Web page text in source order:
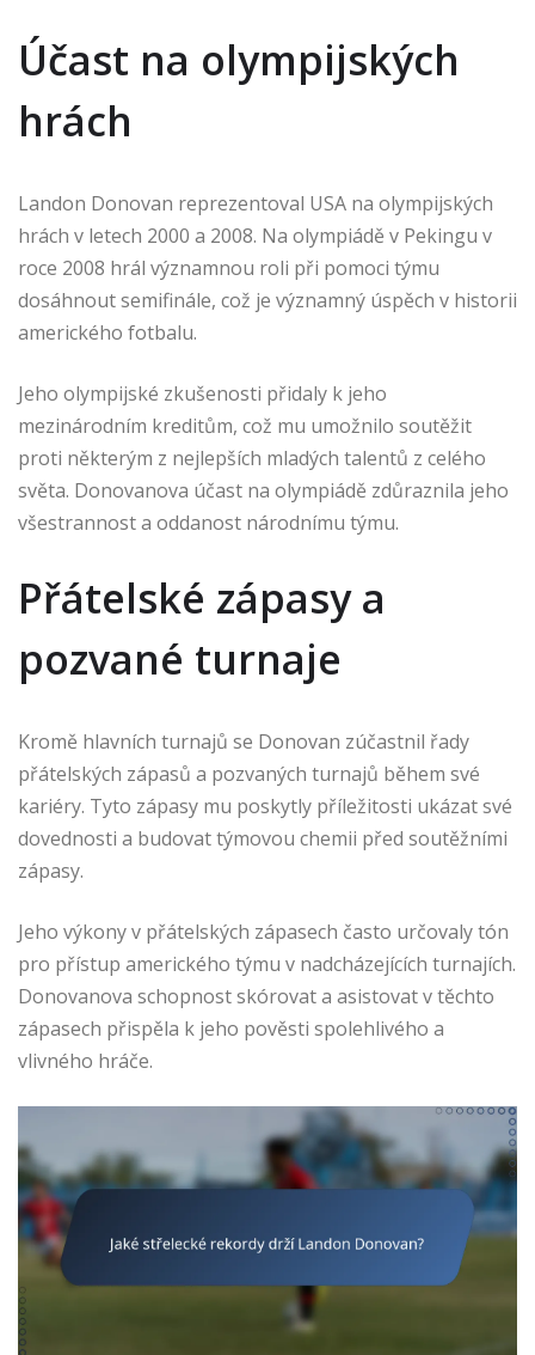
Účast na olympijských
hrách
Landon Donovan reprezentoval USA na olympijských
hrách v letech 2000 a 2008. Na olympiádě v Pekingu v
roce 2008 hrál významnou roli při pomoci týmu
dosáhnout semifinále, což je významný úspěch v historii
amerického fotbalu.
Jeho olympijské zkušenosti přidaly k jeho
mezinárodním kreditům, což mu umožnilo soutěžit
proti některým z nejlepších mladých talentů z celého
světa. Donovanova účast na olympiádě zdůraznila jeho
všestrannost a oddanost národnímu týmu.
Přátelské zápasy a
pozvané turnaje
Kromě hlavních turnajů se Donovan zúčastnil řady
přátelských zápasů a pozvaných turnajů během své
kariéry. Tyto zápasy mu poskytly příležitosti ukázat své
dovednosti a budovat týmovou chemii před soutěžními
zápasy.
Jeho výkony v přátelských zápasech často určovaly tón
pro přístup amerického týmu v nadcházejících turnajích.
Donovanova schopnost skórovat a asistovat v těchto
zápasech přispěla k jeho pověsti spolehlivého a
vlivného hráče.